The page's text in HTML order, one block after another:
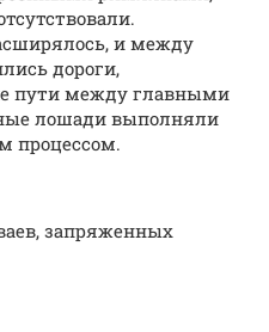
и между
дороги,
пути между главными
лошади выполняли
процессом.
запряженных